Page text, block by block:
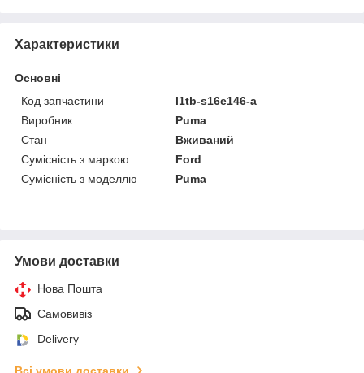
Характеристики
Основні
Код запчастини
l1tb-s16e146-a
Виробник
Puma
Стан
Вживаний
Сумісність з маркою
Ford
Сумісність з моделлю
Puma
Умови доставки
Нова Пошта
Самовивіз
Delivery
Всі умови доставки